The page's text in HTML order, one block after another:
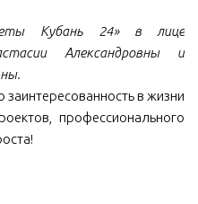
Кубань 24» в лице
Александровны и
в жизни
профессионального